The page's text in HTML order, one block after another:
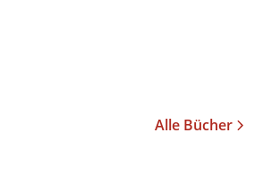
Alle Bücher